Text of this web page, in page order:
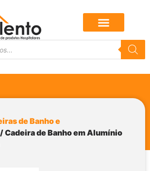
de Banho e
/ Cadeira de Banho em Alumínio